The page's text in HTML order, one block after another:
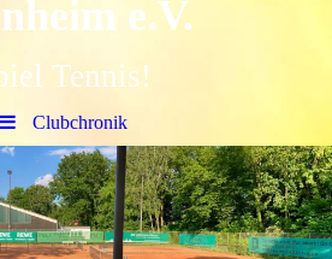
e.V.
Tennis!
Clubchronik